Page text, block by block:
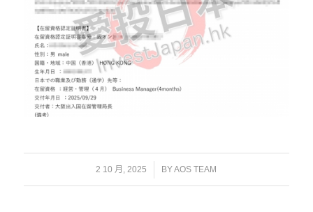
2 10 月, 2025
/ BYAOS TEAM